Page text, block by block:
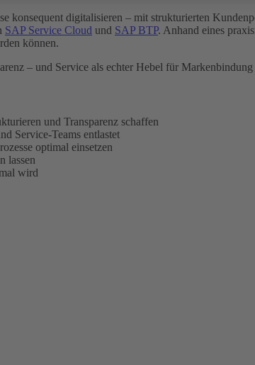
konsequent digitalisieren – mit strukturierten
SAP Service Cloud und SAP BTP. Anhand eines
können.
– und Service als echter Hebel für
und Transparenz schaffen
Service-Teams entlastet
optimal einsetzen
lassen
wird